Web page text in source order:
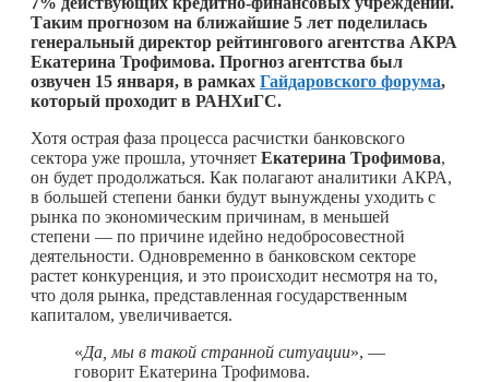
Таким прогнозом на ближайшие 5 лет поделилась
генеральный директор рейтингового агентства АКРА
Екатерина Трофимова. Прогноз агентства был
озвучен 15 января, в рамках Гайдаровского форума,
который проходит в РАНХиГС.
Хотя острая фаза процесса расчистки банковского
сектора уже прошла, уточняет Екатерина Трофимова,
он будет продолжаться. Как полагают аналитики АКРА,
в большей степени банки будут вынуждены уходить с
рынка по экономическим причинам, в меньшей
степени — по причине идейно недобросовестной
деятельности. Одновременно в банковском секторе
растет конкуренция, и это происходит несмотря на то,
что доля рынка, представленная государственным
капиталом, увеличивается.
«Да, мы в такой странной ситуации», —
говорит Екатерина Трофимова.